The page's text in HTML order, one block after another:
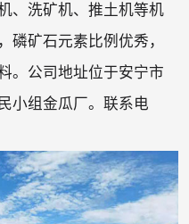
、洗矿机、推土机等机
磷矿石元素比例优秀，
。公司地址位于安宁市
小组金瓜厂。联系电